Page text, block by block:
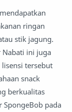
ringan
stik jagung.
Nabati ini juga
tersebut
snack
berkualitas
SpongeBob pada